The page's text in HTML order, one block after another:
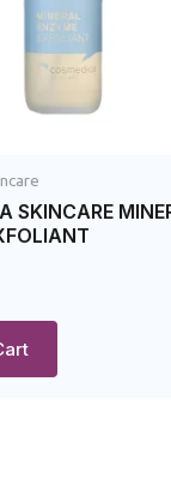
SKINCARE